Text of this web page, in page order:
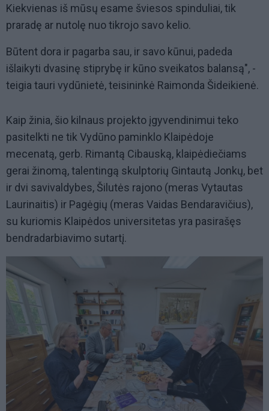
Kiekvienas iš mūsų esame šviesos spinduliai, tik
praradę ar nutolę nuo tikrojo savo kelio.
Būtent dora ir pagarba sau, ir savo kūnui, padeda
išlaikyti dvasinę stiprybę ir kūno sveikatos balansą", -
teigia tauri vydūnietė, teisininkė Raimonda Šideikienė.
Kaip žinia, šio kilnaus projekto įgyvendinimui teko
pasitelkti ne tik Vydūno paminklo Klaipėdoje
mecenatą, gerb. Rimantą Cibauską, klaipėdiečiams
gerai žinomą, talentingą skulptorių Gintautą Jonkų, bet
ir dvi savivaldybes, Šilutės rajono (meras Vytautas
Laurinaitis) ir Pagėgių (meras Vaidas Bendaravičius),
su kuriomis Klaipėdos universitetas yra pasirašęs
bendradarbiavimo sutartį.